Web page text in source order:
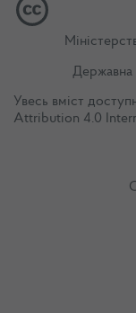
Державна
Увесь вміст
Attribution 4.0